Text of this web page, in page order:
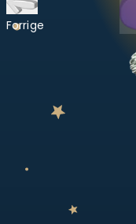
Logg inn
Forrige